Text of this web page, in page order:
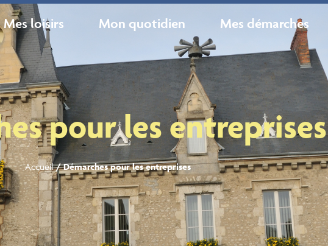
Mes loisirs Mon quotidien Mes démarches
pour les entreprises
Accueil/Démarches pour les entreprises